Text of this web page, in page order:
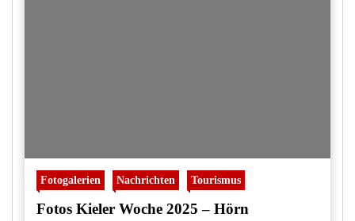
Fotogalerien Nachrichten Tourismus
Fotos Kieler Woche 2025 – Hörn